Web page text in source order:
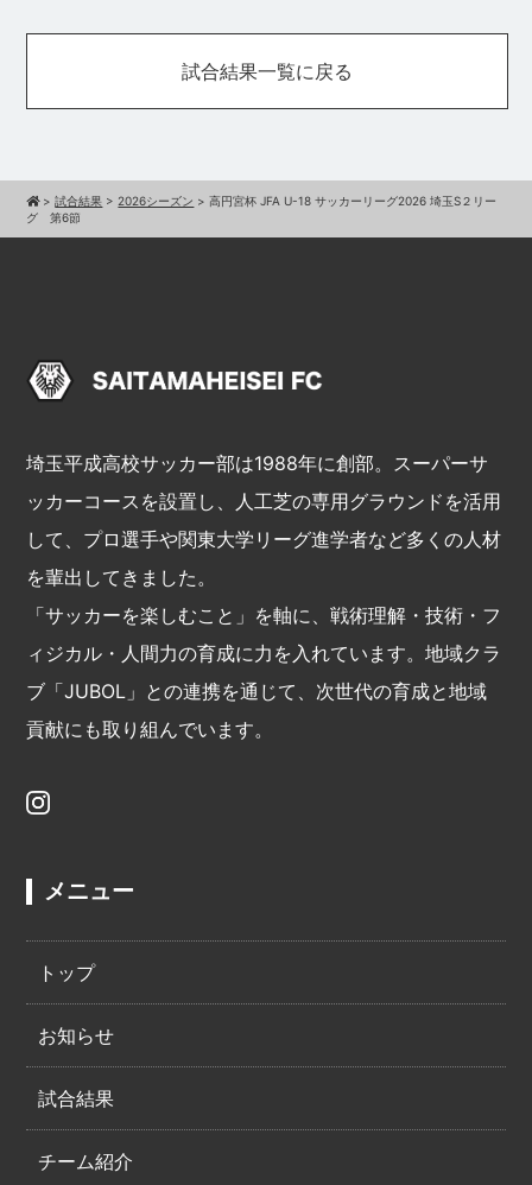
試合結果一覧に戻る
>試合結果 > 2026シーズン >高円宮杯 JFA U-18 サッカーリーグ2026 埼玉S２リー
グ 第6節
埼玉平成高校サッカー部は1988年に創部。スーパーサ
ッカーコースを設置し、人工芝の専用グラウンドを活用
して、プロ選手や関東大学リーグ進学者など多くの人材
を輩出してきました。
「サッカーを楽しむこと」を軸に、戦術理解・技術・フ
ィジカル・人間力の育成に力を入れています。地域クラ
ブ「JUBOL」との連携を通じて、次世代の育成と地域
貢献にも取り組んでいます。
メニュー
トップ
お知らせ
試合結果
チーム紹介